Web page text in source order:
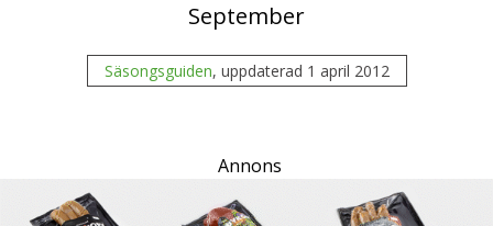
September
Säsongsguiden, uppdaterad 1 april 2012
Annons